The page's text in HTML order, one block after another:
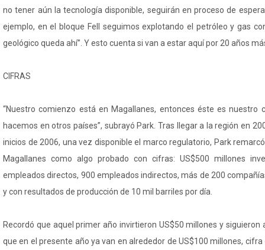
no tener aún la tecnología disponible, seguirán en proceso de
ejemplo, en el bloque Fell seguimos explotando el petróleo y gas
geológico queda ahí”. Y esto cuenta si van a estar aquí por 20 años
CIFRAS
“Nuestro comienzo está en Magallanes, entonces éste es nuestro
hacemos en otros países”, subrayó Park. Tras llegar a la región en
inicios de 2006, una vez disponible el marco regulatorio, Park
Magallanes como algo probado con cifras: US$500 millones
empleados directos, 900 empleados indirectos, más de 200
y con resultados de producción de 10 mil barriles por día.
Recordó que aquel primer año invirtieron US$50 millones y
que en el presente año ya van en alrededor de US$100 millones,